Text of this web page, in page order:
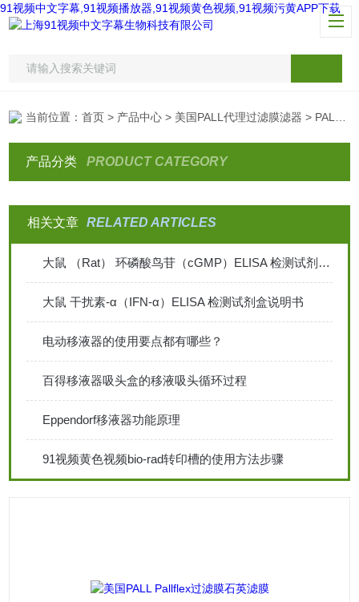
91视频中文字幕,91视频播放器,91视频黄色视频,91视频污黄APP下载
当前位置：首页 > 产品中心 > 美国PALL代理过滤膜滤器 > PALL进口过滤膜混合纤维素聚偏氟乙烯尼龙聚四氟乙烯
产品分类 PRODUCT CATEGORY
相关文章 RELATED ARTICLES
大鼠 （Rat） 环磷酸鸟苷（cGMP）ELISA 检测试剂盒说明书
大鼠 干扰素-α（IFN-α）ELISA 检测试剂盒说明书
电动移液器的使用要点都有哪些？
百得移液器吸头盒的移液吸头循环过程
Eppendorf移液器功能原理
91视频黄色视频bio-rad转印槽的使用方法步骤